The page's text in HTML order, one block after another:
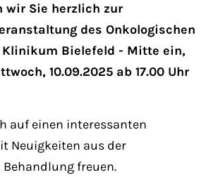
CA 94102
567 890
line
wir Sie herzlich zur
des Onkologischen
Bielefeld - Mitte ein,
10.09.2025 ab 17.00 Uhr
auf einen interessanten
Neuigkeiten aus der
freuen.